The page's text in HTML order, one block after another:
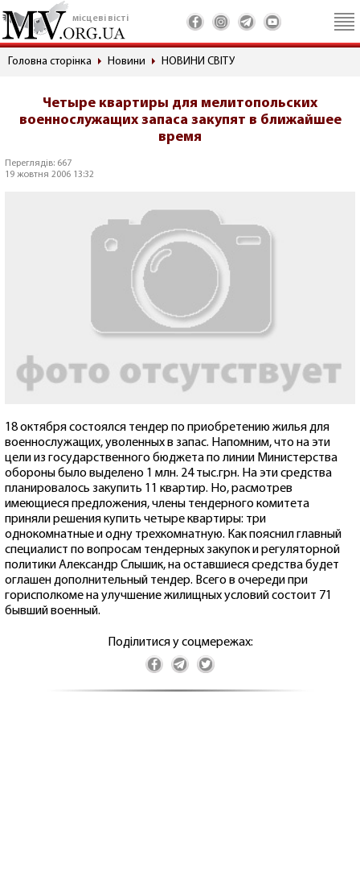
місцеві вісті
Головна сторінка Новини НОВИНИ СВІТУ
Четыре квартиры для мелитопольских
военнослужащих запаса закупят в ближайшее
время
Переглядів: 667
19 жовтня 2006 13:32
18 октября состоялся тендер по приобретению жилья для
военнослужащих, уволенных в запас. Напомним, что на эти
цели из государственного бюджета по линии Министерства
обороны было выделено 1 млн. 24 тыс.грн. На эти средства
планировалось закупить 11 квартир. Но, расмотрев
имеющиеся предложения, члены тендерного комитета
приняли решения купить четыре квартиры: три
однокомнатные и одну трехкомнатную. Как пояснил главный
специалист по вопросам тендерных закупок и регуляторной
политики Александр Слышик, на оставшиеся средства будет
оглашен дополнительный тендер. Всего в очереди при
горисполкоме на улучшение жилищных условий состоит 71
бывший военный.
Поділитися у соцмережах: